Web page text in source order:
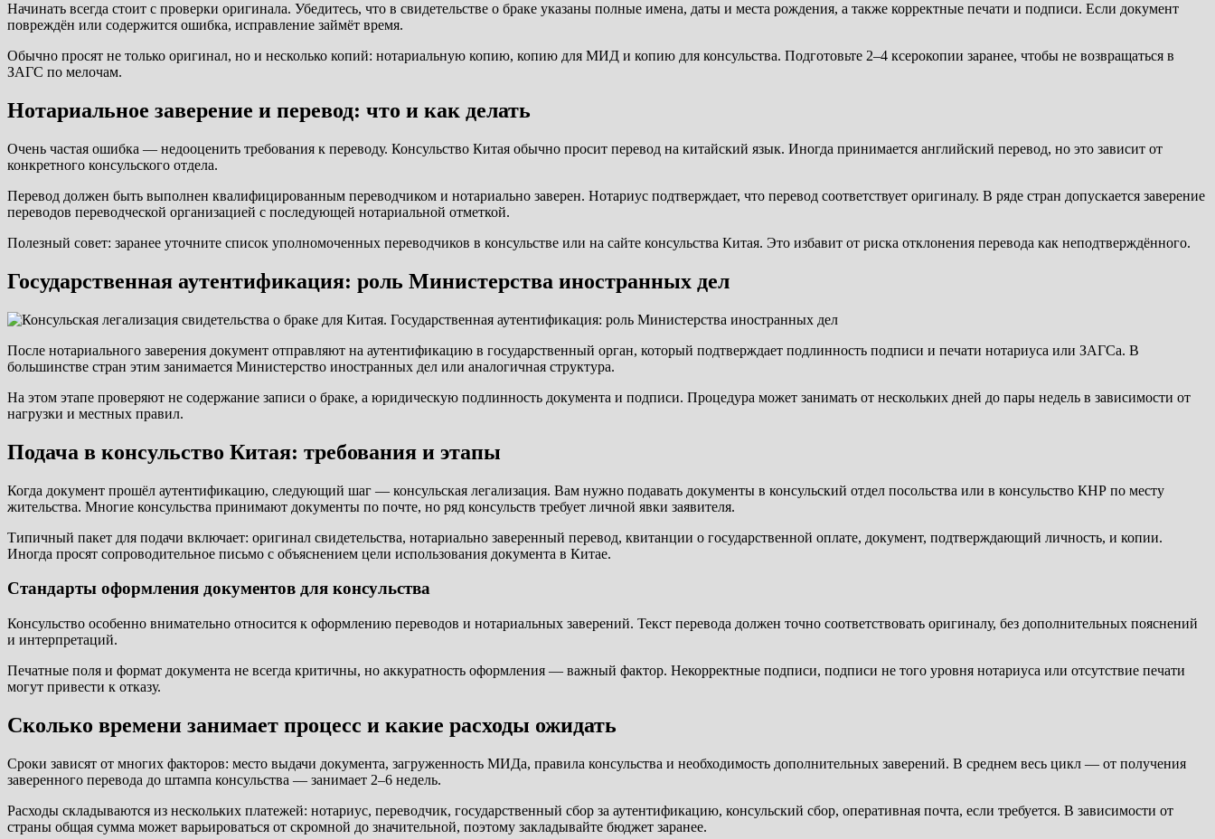
Начинать всегда стоит с проверки оригинала. Убедитесь, что в свидетельстве о браке указаны полные имена, даты и места рождения, а также корректные печати и подписи. Если документ
повреждён или содержится ошибка, исправление займёт время.
Обычно просят не только оригинал, но и несколько копий: нотариальную копию, копию для МИД и копию для консульства. Подготовьте 2–4 ксерокопии заранее, чтобы не возвращаться в
ЗАГС по мелочам.
Нотариальное заверение и перевод: что и как делать
Очень частая ошибка — недооценить требования к переводу. Консульство Китая обычно просит перевод на китайский язык. Иногда принимается английский перевод, но это зависит от
конкретного консульского отдела.
Перевод должен быть выполнен квалифицированным переводчиком и нотариально заверен. Нотариус подтверждает, что перевод соответствует оригиналу. В ряде стран допускается заверение
переводов переводческой организацией с последующей нотариальной отметкой.
Полезный совет: заранее уточните список уполномоченных переводчиков в консульстве или на сайте консульства Китая. Это избавит от риска отклонения перевода как неподтверждённого.
Государственная аутентификация: роль Министерства иностранных дел
После нотариального заверения документ отправляют на аутентификацию в государственный орган, который подтверждает подлинность подписи и печати нотариуса или ЗАГСа. В
большинстве стран этим занимается Министерство иностранных дел или аналогичная структура.
На этом этапе проверяют не содержание записи о браке, а юридическую подлинность документа и подписи. Процедура может занимать от нескольких дней до пары недель в зависимости от
нагрузки и местных правил.
Подача в консульство Китая: требования и этапы
Когда документ прошёл аутентификацию, следующий шаг — консульская легализация. Вам нужно подавать документы в консульский отдел посольства или в консульство КНР по месту
жительства. Многие консульства принимают документы по почте, но ряд консульств требует личной явки заявителя.
Типичный пакет для подачи включает: оригинал свидетельства, нотариально заверенный перевод, квитанции о государственной оплате, документ, подтверждающий личность, и копии.
Иногда просят сопроводительное письмо с объяснением цели использования документа в Китае.
Стандарты оформления документов для консульства
Консульство особенно внимательно относится к оформлению переводов и нотариальных заверений. Текст перевода должен точно соответствовать оригиналу, без дополнительных пояснений
и интерпретаций.
Печатные поля и формат документа не всегда критичны, но аккуратность оформления — важный фактор. Некорректные подписи, подписи не того уровня нотариуса или отсутствие печати
могут привести к отказу.
Сколько времени занимает процесс и какие расходы ожидать
Сроки зависят от многих факторов: место выдачи документа, загруженность МИДа, правила консульства и необходимость дополнительных заверений. В среднем весь цикл — от получения
заверенного перевода до штампа консульства — занимает 2–6 недель.
Расходы складываются из нескольких платежей: нотариус, переводчик, государственный сбор за аутентификацию, консульский сбор, оперативная почта, если требуется. В зависимости от
страны общая сумма может варьироваться от скромной до значительной, поэтому закладывайте бюджет заранее.